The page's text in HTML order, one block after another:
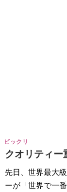
クオリティ
ビックリ
先日、世界最大
ーが「世界で一